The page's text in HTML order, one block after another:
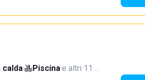
calda· Piscina·e altri 11…